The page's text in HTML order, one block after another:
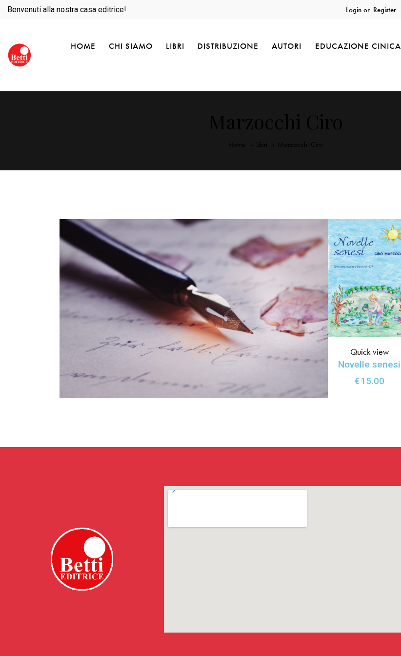
Benvenuti alla nostra casa editrice! Login or Register
HOME CHI SIAMO LIBRI DISTRIBUZIONE AUTORI EDUCAZIONE CINICA
Novelle senesi
€15.00
Quick view